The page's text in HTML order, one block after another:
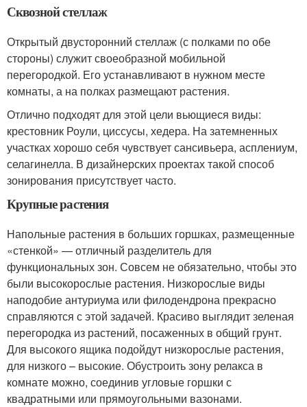
Сквозной стеллаж
Открытый двусторонний стеллаж (с полками по обе
стороны) служит своеобразной мобильной
перегородкой. Его устанавливают в нужном месте
комнаты, а на полках размещают растения.
Отлично подходят для этой цели вьющиеся виды:
крестовник Роули, циссусы, хедера. На затемненных
участках хорошо себя чувствует сансивьера, асплениум,
селагинелла. В дизайнерских проектах такой способ
зонирования присутствует часто.
Крупные растения
Напольные растения в больших горшках, размещенные
«стенкой» — отличный разделитель для
функциональных зон. Совсем не обязательно, чтобы это
были высокорослые растения. Низкорослые виды
наподобие антуриума или филодендрона прекрасно
справляются с этой задачей. Красиво выглядит зеленая
перегородка из растений, посаженных в общий грунт.
Для высокого ящика подойдут низкорослые растения,
для низкого – высокие. Обустроить зону релакса в
комнате можно, соединив угловые горшки с
квадратными или прямоугольными вазонами.